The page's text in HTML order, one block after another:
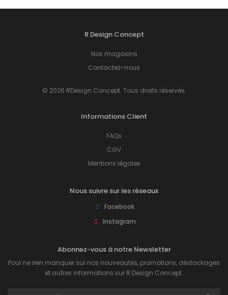
R Design Concept
Nos magasins
Contactez-nous
© 2026 RDesign Concept. Tous droits réservés.
Informations Client
FAQs
CGV
Mentions légales
Nous suivre sur les réseaux
Facebook
Instagram
Abonnez-vous à notre Newsletter
Pour ne rien manquer sur nos nouveautés, promotions, déstockages
et autres informations sur R Design Concept.